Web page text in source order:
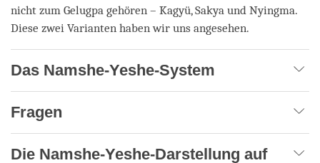
nicht zum Gelugpa gehören – Kagyü, Sakya und Nyingma.
Diese zwei Varianten haben wir uns angesehen.
Das Namshe-Yeshe-System
Fragen
Die Namshe-Yeshe-Darstellung auf